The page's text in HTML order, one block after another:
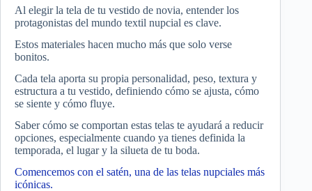
Al elegir la tela de tu vestido de novia, entender los
protagonistas del mundo textil nupcial es clave.
Estos materiales hacen mucho más que solo verse
bonitos.
Cada tela aporta su propia personalidad, peso, textura y
estructura a tu vestido, definiendo cómo se ajusta, cómo
se siente y cómo fluye.
Saber cómo se comportan estas telas te ayudará a reducir
opciones, especialmente cuando ya tienes definida la
temporada, el lugar y la silueta de tu boda.
Comencemos con el satén, una de las telas nupciales más
icónicas.